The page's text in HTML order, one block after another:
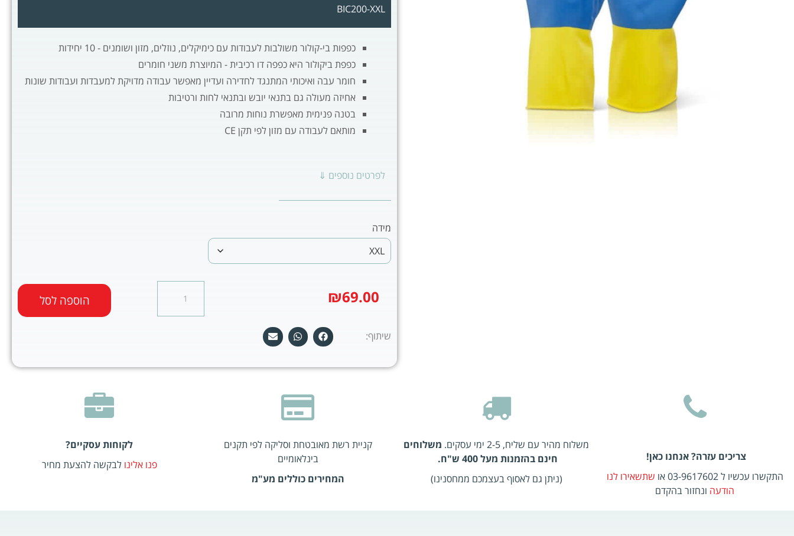
BIC200-XXL
כפפות בי-קולור משולבות לעבודות עם כימיקלים, נוזלים, מזון ושומנים - 10 יחידות
כפפת ביקולור היא כפפה דו רכיבית - המיוצרת משני חומרים
חומר עבה ואיכותי המתנגד לחדירה ועדיין מאפשר עבודה מדויקת למעבדות ועבודות שונות
אחיזה מעולה גם בתנאי יובש ובתנאי לחות ורטיבות
בטנה פנימית מאפשרת נוחות מרובה
מותאם לעבודה עם מזון לפי תקן CE
לפרטים נוספים ⇓
מידה
₪69.00 הוספה לסל
שיתוף:
צריכים עזרה? אנחנו כאן!
התקשרו עכשיו ל 03-9617602 או
שתשאירו לנו
הודעה ונחזור בהקדם
משלוח מהיר עם שליח, 2-5 ימי עסקים.
משלוחים
חינם בהזמנות מעל 400 ש"ח.
(ניתן גם לאסוף בעצמכם ממחסנינו)
קניית רשת מאובטחת וסליקה לפי תקנים
בינלאומיים
המחירים כוללים מע"מ
לקוחות עסקיים?
פנו אלינו לבקשה להצעת מחיר